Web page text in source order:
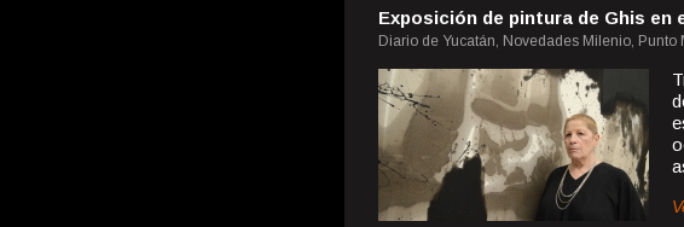
Exposición de pintura de Ghis en
Diario de Yucatán, Novedades Milenio, Punto